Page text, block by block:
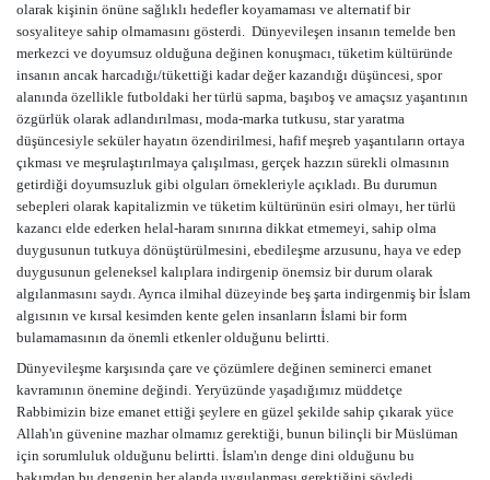
olarak kişinin önüne sağlıklı hedefler koyamaması ve alternatif bir
sosyaliteye sahip olmamasını gösterdi. Dünyevileşen insanın temelde ben
merkezci ve doyumsuz olduğuna değinen konuşmacı, tüketim kültüründe
insanın ancak harcadığı/tükettiği kadar değer kazandığı düşüncesi, spor
alanında özellikle futboldaki her türlü sapma, başıboş ve amaçsız yaşantının
özgürlük olarak adlandırılması, moda-marka tutkusu, star yaratma
düşüncesiyle seküler hayatın özendirilmesi, hafif meşreb yaşantıların ortaya
çıkması ve meşrulaştırılmaya çalışılması, gerçek hazzın sürekli olmasının
getirdiği doyumsuzluk gibi olguları örnekleriyle açıkladı. Bu durumun
sebepleri olarak kapitalizmin ve tüketim kültürünün esiri olmayı, her türlü
kazancı elde ederken helal-haram sınırına dikkat etmemeyi, sahip olma
duygusunun tutkuya dönüştürülmesini, ebedileşme arzusunu, haya ve edep
duygusunun geleneksel kalıplara indirgenip önemsiz bir durum olarak
algılanmasını saydı. Ayrıca ilmihal düzeyinde beş şarta indirgenmiş bir İslam
algısının ve kırsal kesimden kente gelen insanların İslami bir form
bulamamasının da önemli etkenler olduğunu belirtti.
Dünyevileşme karşısında çare ve çözümlere değinen seminerci emanet
kavramının önemine değindi. Yeryüzünde yaşadığımız müddetçe
Rabbimizin bize emanet ettiği şeylere en güzel şekilde sahip çıkarak yüce
Allah'ın güvenine mazhar olmamız gerektiği, bunun bilinçli bir Müslüman
için sorumluluk olduğunu belirtti. İslam'ın denge dini olduğunu bu